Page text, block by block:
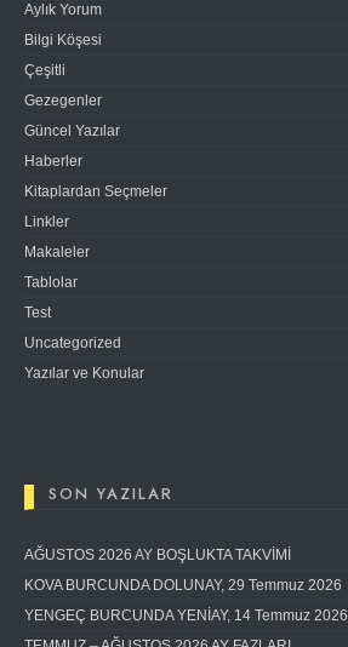
Aylık Yorum
Bilgi Köşesi
Çeşitli
Gezegenler
Güncel Yazılar
Haberler
Kitaplardan Seçmeler
Linkler
Makaleler
Tablolar
Test
Uncategorized
Yazılar ve Konular
SON YAZILAR
AĞUSTOS 2026 AY BOŞLUKTA TAKVİMİ
KOVA BURCUNDA DOLUNAY, 29 Temmuz 2026
YENGEÇ BURCUNDA YENİAY, 14 Temmuz 2026